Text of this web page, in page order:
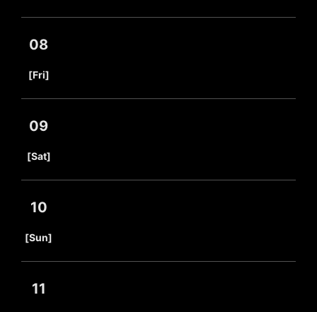
08
[Fri]
09
[Sat]
10
[Sun]
11